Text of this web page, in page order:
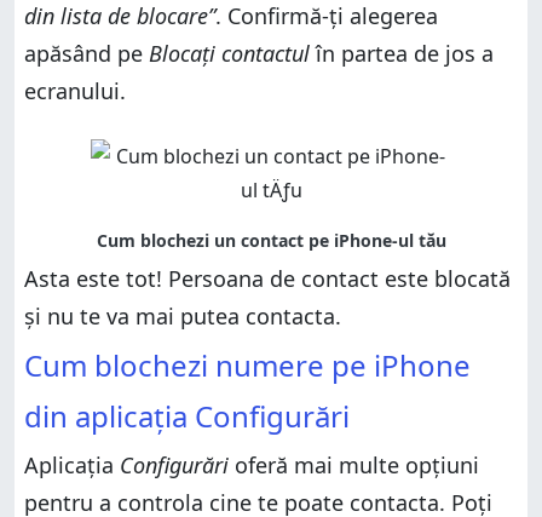
din lista de blocare”. Confirmă-ți alegerea
apăsând pe Blocați contactulîn partea de jos a
ecranului.
Asta este tot! Persoana de contact este blocată
și nu te va mai putea contacta.
Cum blochezi numere pe iPhone
din aplicația Configurări
Aplicația Configurări oferă mai multe opțiuni
pentru a controla cine te poate contacta. Poți